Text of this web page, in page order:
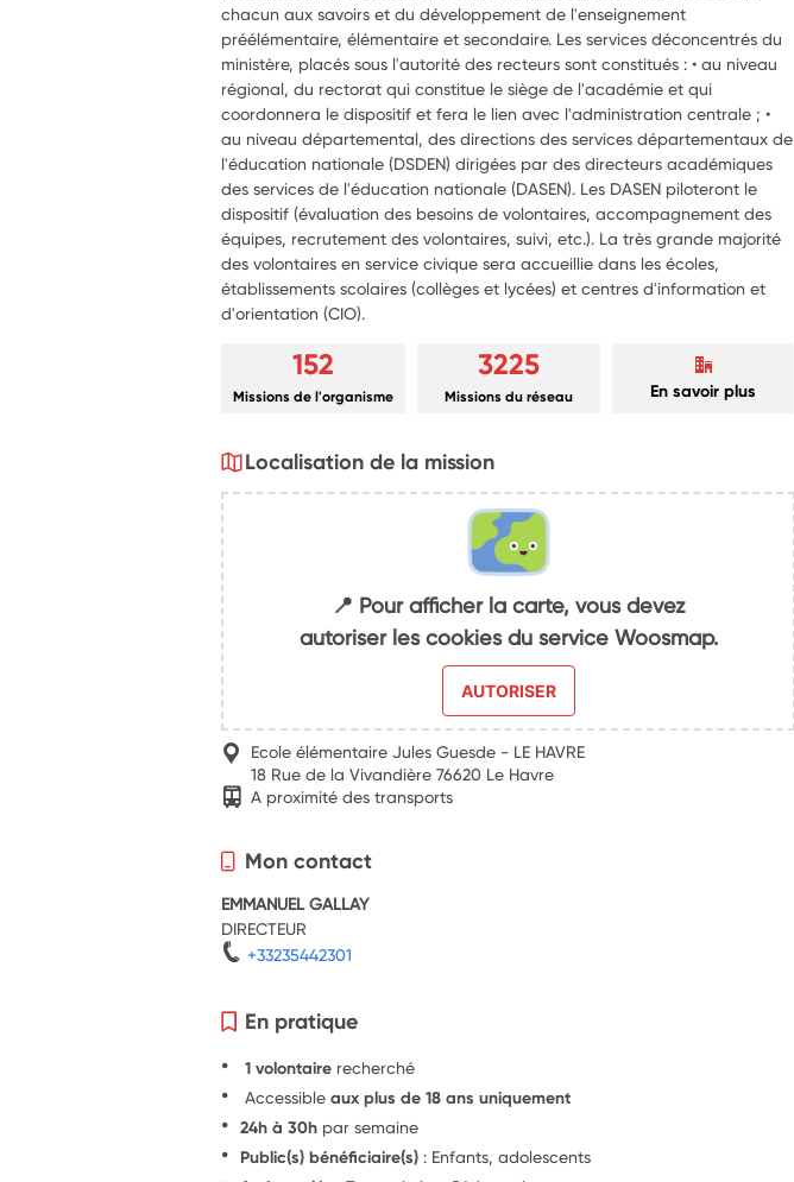
chacun aux savoirs et du développement de l'enseignement
préélémentaire, élémentaire et secondaire. Les services déconcentrés du
ministère, placés sous l'autorité des recteurs sont constitués : • au niveau
régional, du rectorat qui constitue le siège de l'académie et qui
coordonnera le dispositif et fera le lien avec l'administration centrale ; •
au niveau départemental, des directions des services départementaux de
l'éducation nationale (DSDEN) dirigées par des directeurs académiques
des services de l'éducation nationale (DASEN). Les DASEN piloteront le
dispositif (évaluation des besoins de volontaires, accompagnement des
équipes, recrutement des volontaires, suivi, etc.). La très grande majorité
des volontaires en service civique sera accueillie dans les écoles,
établissements scolaires (collèges et lycées) et centres d'information et
d'orientation (CIO).
152
Missions de l'organisme
3225
Missions du réseau En savoir plus
Localisation de la mission
📍 Pour afficher la carte, vous devez
autoriser les cookies du service Woosmap.
AUTORISER
Ecole élémentaire Jules Guesde - LE HAVRE
18 Rue de la Vivandière 76620 Le Havre
A proximité des transports
Mon contact
EMMANUEL GALLAY
DIRECTEUR
+33235442301
En pratique
1 volontaire recherché
Accessibleaux plus de 18 ans uniquement
24h à 30h par semaine
Public(s) bénéficiaire(s) : Enfants, adolescents